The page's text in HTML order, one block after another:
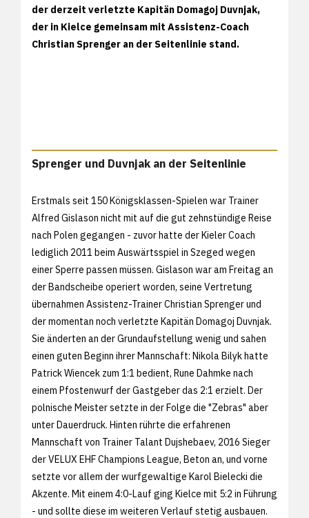
der derzeit verletzte Kapitän Domagoj Duvnjak,
der in Kielce gemeinsam mit Assistenz-Coach
Christian Sprenger an der Seitenlinie stand.
Sprenger und Duvnjak an der Seitenlinie
Erstmals seit 150 Königsklassen-Spielen war Trainer
Alfred Gislason nicht mit auf die gut zehnstündige Reise
nach Polen gegangen - zuvor hatte der Kieler Coach
lediglich 2011 beim Auswärtsspiel in Szeged wegen
einer Sperre passen müssen. Gislason war am Freitag an
der Bandscheibe operiert worden, seine Vertretung
übernahmen Assistenz-Trainer Christian Sprenger und
der momentan noch verletzte Kapitän Domagoj Duvnjak.
Sie änderten an der Grundaufstellung wenig und sahen
einen guten Beginn ihrer Mannschaft: Nikola Bilyk hatte
Patrick Wiencek zum 1:1 bedient, Rune Dahmke nach
einem Pfostenwurf der Gastgeber das 2:1 erzielt. Der
polnische Meister setzte in der Folge die "Zebras" aber
unter Dauerdruck. Hinten rührte die erfahrenen
Mannschaft von Trainer Talant Dujshebaev, 2016 Sieger
der VELUX EHF Champions League, Beton an, und vorne
setzte vor allem der wurfgewaltige Karol Bielecki die
Akzente. Mit einem 4:0-Lauf ging Kielce mit 5:2 in Führung
- und sollte diese im weiteren Verlauf stetig ausbauen.